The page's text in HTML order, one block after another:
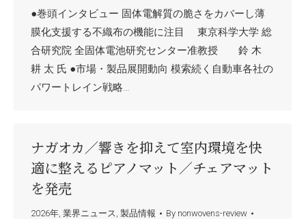
●巻頭インタビュー 固体電解質の脆さをカバーし薄
膜化支援する不織布の機能に注目 東京科学大学 総
合研究院 全固体電池研究センター准教授 鈴 木
耕 太 氏 ●市場・製品展開動向 模索続く自動車各社の
パワートレイン戦略…
ナガオカ／響きを抑えて室内環境を快
適に整えるピアノマット／チェアマット
を発売
2026年, 業界ニュース, 製品情報 By nonwovens-review